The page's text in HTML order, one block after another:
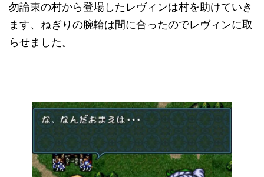
勿論東の村から登場したレヴィンは村を助けていき
ます、ねぎりの腕輪は間に合ったのでレヴィンに取
らせました。